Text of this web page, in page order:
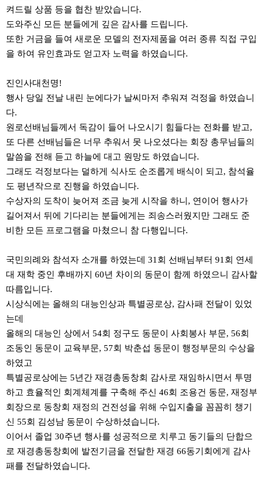
켜드릴 상품 등을 협찬 받았습니다.
도와주신 모든 분들에게 깊은 감사를 드립니다.
또한 거금을 들여 새로운 모델의 전자제품을 여러 종류 직접 구입
을 하여 유인효과도 얻고자 노력을 하였습니다.
진인사대천명!
행사 당일 전날 내린 눈에다가 날씨마저 추워져 걱정을 하였습니
다.
원로선배님들께서 독감이 들어 나오시기 힘들다는 전화를 받고,
또 다른 선배님들은 너무 추워서 못 나오셨다는 회장 총무님들의
말씀을 전해 듣고 하늘에 대고 원망도 하였습니다.
그래도 걱정보다는 덜하게 식사도 순조롭게 배식이 되고, 참석율
도 평년작으로 진행을 하였습니다.
수상자의 도착이 늦어져 조금 늦게 시작을 하니, 연이어 행사가
길어져서 뒤에 기다리는 분들에게는 죄송스러웠지만 그래도 준
비한 모든 프로그램을 마쳤으니 참 다행입니다.
국민의례와 참석자 소개를 하였는데 31회 선배님부터 91회 연세
대 재학 중인 후배까지 60년 차이의 동문이 함께 하였으니 감사할
따름입니다.
시상식에는 올해의 대능인상과 특별공로상, 감사패 전달이 있었
는데
올해의 대능인 상에서 54회 정구도 동문이 사회봉사 부문, 56회
조동인 동문이 교육부문, 57회 박춘섭 동문이 행정부문의 수상을
하였고
특별공로상에는 5년간 재경총동창회 감사로 재임하시면서 투명
하고 효율적인 회계체계를 구축해 주신 46회 조용건 동문, 재정부
회장으로 동창회 재정의 건전성을 위해 수입지출을 꼼꼼히 챙기
신 55회 김성남 동문이 수상하셨습니다.
이어서 졸업 30주년 행사를 성공적으로 치루고 동기들의 단합으
로 재경총동창회에 발전기금을 전달한 재경 66동기회에게 감사
패를 전달하였습니다.